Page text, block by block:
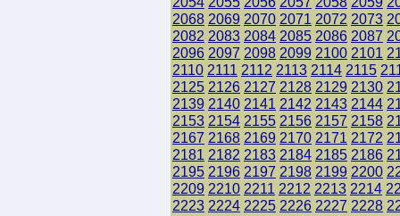
2068 2069 2070 2071 2072 2073
2082 2083 2084 2085 2086 2087
2096 2097 2098 2099 2100 2101
2110 2111 2112 2113 2114 2115
2125 2126 2127 2128 2129 2130
2139 2140 2141 2142 2143 2144
2153 2154 2155 2156 2157 2158
2167 2168 2169 2170 2171 2172
2181 2182 2183 2184 2185 2186
2195 2196 2197 2198 2199 2200
2209 2210 2211 2212 2213 2214
2223 2224 2225 2226 2227 2228